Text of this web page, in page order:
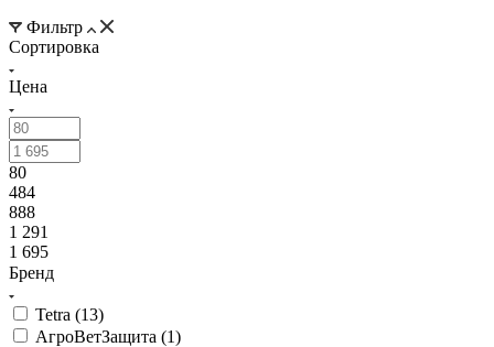
Фильтр
Сортировка
Цена
80
484
888
1 291
1 695
Бренд
Tetra (13)
АгроВетЗащита (1)